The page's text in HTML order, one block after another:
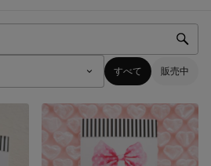
すべて 販売中